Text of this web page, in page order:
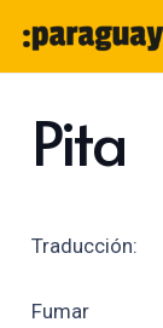
Pita
Traducción:
Fumar